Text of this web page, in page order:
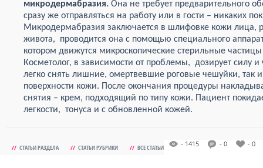
микродермабразия. Она не требует предварительного
сразу же отправляться на работу или в гости – никаких
Микродермабразия заключается в шлифовке кожи лица,
живота, проводится она с помощью специального
котором движутся микроскопические стерильные
Косметолог, в зависимости от проблемы, дозирует силу
легко снять лишние, омертвевшие роговые чешуйки, так
поверхности кожи. После окончания процедуры
снятия – крем, подходящий по типу кожи. Пациент
легкости, тонуса и с обновленной кожей.
// СТАТЬИ РАЗДЕЛА // СТАТЬИ РУБРИКИ // ВСЕ СТАТЬИ - 1415 - 0 - 0